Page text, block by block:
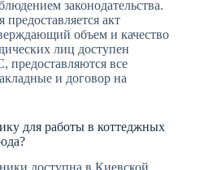
законодательства.
акт
объем и качество
лиц доступен
предоставляются все
и договор на
для работы в коттеджных